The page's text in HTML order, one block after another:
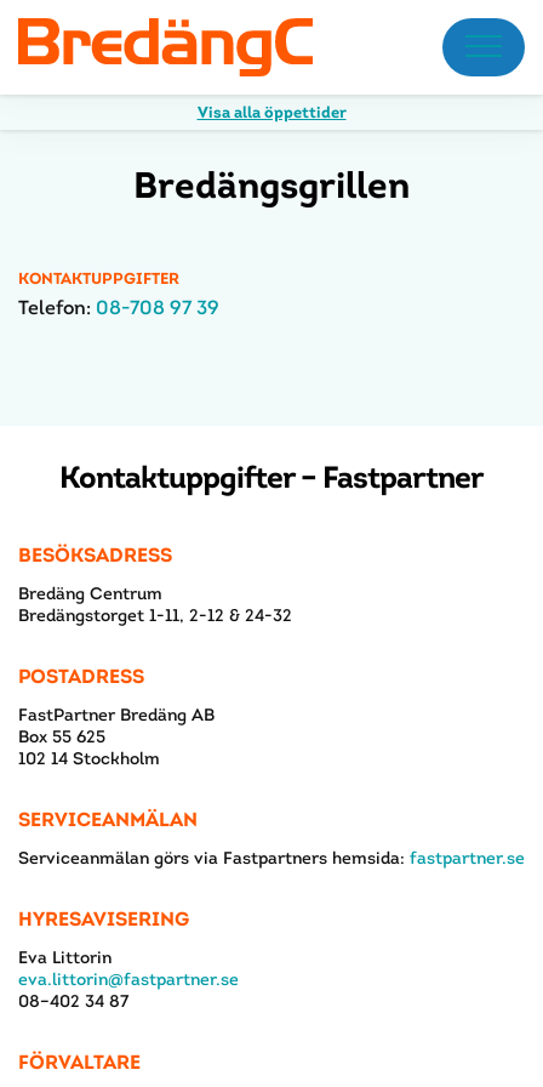
Meny
Visa alla öppettider
Bredängsgrillen
KONTAKTUPPGIFTER
Telefon: 08-708 97 39
Kontaktuppgifter – Fastpartner
BESÖKSADRESS
Bredäng Centrum
Bredängstorget 1-11, 2-12 & 24-32
POSTADRESS
FastPartner Bredäng AB
Box 55 625
102 14 Stockholm
SERVICEANMÄLAN
Serviceanmälan görs via Fastpartners hemsida: fastpartner.se
HYRESAVISERING
Eva Littorin
eva.littorin@fastpartner.se
08–402 34 87
FÖRVALTARE